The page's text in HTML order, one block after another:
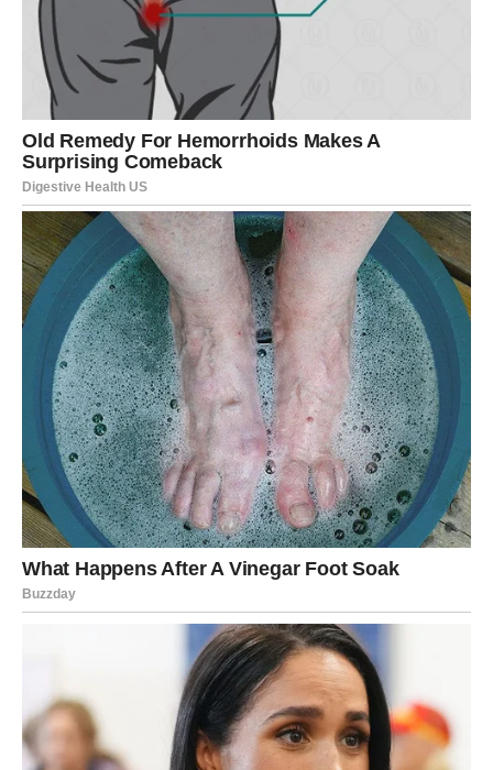
Kada to saznate, mnoge stvari će konačno dobiti smisao.
NAJVAŽNIJA PORUKA
ZVIJEZDA
Vage, bivša ljubav zaista sprema nešto što niste
očekivale.
Ali zvijezde vam poručuju da ostanete smirene i mudre.
Ne vjerujte samo riječima.
Posmatrajte postupke.
Ne vraćajte se prošlosti samo zato što vam je poznata.
Vraćajte se samo ako vidite budućnost koja može biti
bolja od svega što je bilo prije.
Jer ono što dolazi može biti prilika za ljubav koja je
sazrela kroz vrijeme.
Ali može biti i posljednja lekcija koja vam pomaže da
zatvorite jedno poglavlje i otvorite srce za novu sreću.
Sudbina vam uskoro donosi odgovore.